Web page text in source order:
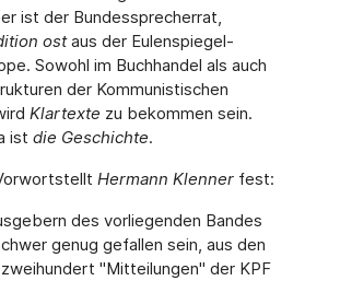
ist der Bundessprecherrat,
ostaus der Eulenspiegel-
Sowohl im Buchhandel als auch
der Kommunistischen
Klartexte zu bekommen sein.
ist die Geschichte.
stellt Hermann Klennerfest:
des vorliegenden Bandes
genug gefallen sein, aus den
"Mitteilungen" der KPF